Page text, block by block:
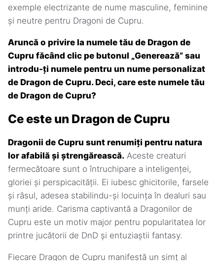
exemple electrizante de nume masculine, feminine
și neutre pentru Dragoni de Cupru.
Aruncă o privire la numele tău de Dragon de
Cupru făcând clic pe butonul „Generează” sau
introdu-ți numele pentru un nume personalizat
de Dragon de Cupru. Deci, care este numele tău
de Dragon de Cupru?
Ce este un Dragon de Cupru
Dragonii de Cupru sunt renumiți pentru natura
lor afabilă și ștrengărească. Aceste creaturi
fermecătoare sunt o întruchipare a inteligenței,
gloriei și perspicacității. Ei iubesc ghicitorile, farsele
și râsul, adesea stabilindu-și locuința în dealuri sau
munți aride. Carisma captivantă a Dragonilor de
Cupru este un motiv major pentru popularitatea lor
printre jucătorii de DnD și entuziaștii fantasy.
Fiecare Dragon de Cupru manifestă un simț al